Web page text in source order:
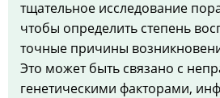
тщательное исследование
чтобы определить степень
точные причины
Это может быть связано с
генетическими факторами,